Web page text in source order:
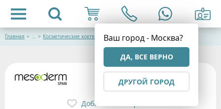
Ваш город - Москва?
ДА, ВСЕ ВЕРНО
ДРУГОЙ ГОРОД
Главная > ... > Косметические коктейли
Добавить в избранное